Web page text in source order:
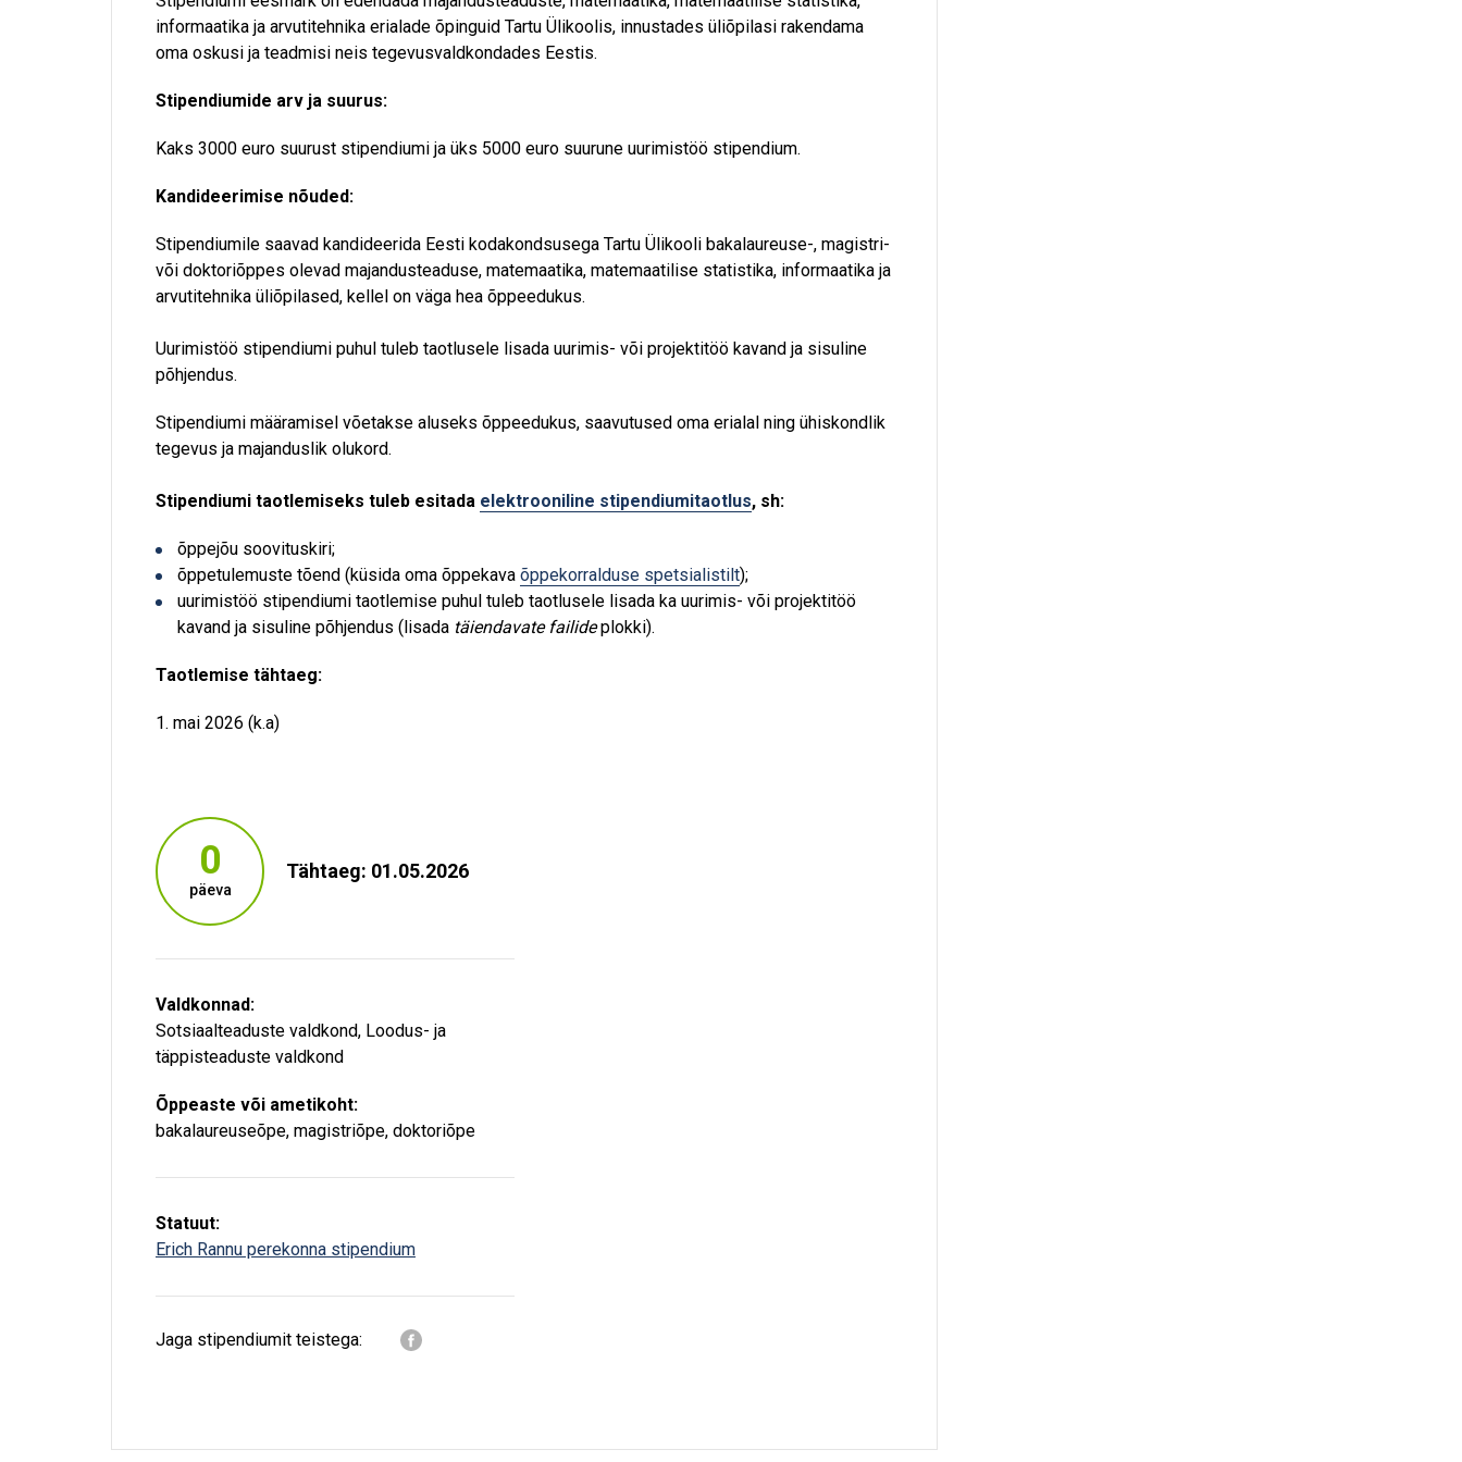
informaatika ja arvutitehnika erialade õpinguid Tartu Ülikoolis, innustades üliõpilasi rakendama
oma oskusi ja teadmisi neis tegevusvaldkondades Eestis.
Stipendiumide arv ja suurus:
Kaks 3000 euro suurust stipendiumi ja üks 5000 euro suurune uurimistöö stipendium.
Kandideerimise nõuded:
Stipendiumile saavad kandideerida Eesti kodakondsusega Tartu Ülikooli bakalaureuse-, magistri-
või doktoriõppes olevad majandusteaduse, matemaatika, matemaatilise statistika, informaatika ja
arvutitehnika üliõpilased, kellel on väga hea õppeedukus.
Uurimistöö stipendiumi puhul tuleb taotlusele lisada uurimis- või projektitöö kavand ja sisuline
põhjendus.
Stipendiumi määramisel võetakse aluseks õppeedukus, saavutused oma erialal ning ühiskondlik
tegevus ja majanduslik olukord.
Stipendiumi taotlemiseks tuleb esitada elektrooniline stipendiumitaotlus, sh:
õppejõu soovituskiri;
õppetulemuste tõend (küsida oma õppekava õppekorralduse spetsialistilt);
uurimistöö stipendiumi taotlemise puhul tuleb taotlusele lisada ka uurimis- või projektitöö
kavand ja sisuline põhjendus (lisada täiendavate failideplokki).
Taotlemise tähtaeg:
1. mai 2026 (k.a)
0
päeva
Tähtaeg: 01.05.2026
Valdkonnad:
Sotsiaalteaduste valdkond, Loodus- ja
täppisteaduste valdkond
Õppeaste või ametikoht:
bakalaureuseõpe, magistriõpe, doktoriõpe
Statuut:
Erich Rannu perekonna stipendium
Jaga stipendiumit teistega: